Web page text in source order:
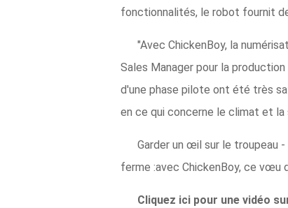
fonctionnalités, le robot fournit
"Avec ChickenBoy, la
Sales Manager pour la
d'une phase pilote ont été très
en ce qui concerne le climat et la
Garder un œil sur le troupeau
ferme :avec ChickenBoy, ce vœu
Cliquez ici pour une vidéo